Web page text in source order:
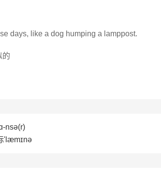
days, like a dog humping a lamppost.
的
nsə(r)
'læmɪnə